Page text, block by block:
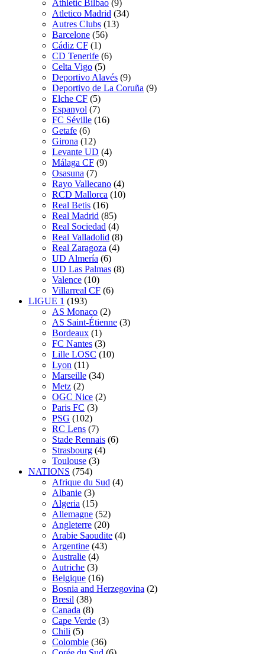
Athletic Bilbao (9)
Atletico Madrid (34)
Autres Clubs (13)
Barcelone (56)
Cádiz CF (1)
CD Tenerife (6)
Celta Vigo (5)
Deportivo Alavés (9)
Deportivo de La Coruña (9)
Elche CF (5)
Espanyol (7)
FC Séville (16)
Getafe (6)
Girona (12)
Levante UD (4)
Málaga CF (9)
Osasuna (7)
Rayo Vallecano (4)
RCD Mallorca (10)
Real Betis (16)
Real Madrid (85)
Real Sociedad (4)
Real Valladolid (8)
Real Zaragoza (4)
UD Almería (6)
UD Las Palmas (8)
Valence (10)
Villarreal CF (6)
LIGUE 1 (193)
AS Monaco (2)
AS Saint-Étienne (3)
Bordeaux (1)
FC Nantes (3)
Lille LOSC (10)
Lyon (11)
Marseille (34)
Metz (2)
OGC Nice (2)
Paris FC (3)
PSG (102)
RC Lens (7)
Stade Rennais (6)
Strasbourg (4)
Toulouse (3)
NATIONS (754)
Afrique du Sud (4)
Albanie (3)
Algeria (15)
Allemagne (52)
Angleterre (20)
Arabie Saoudite (4)
Argentine (43)
Australie (4)
Autriche (3)
Belgique (16)
Bosnia and Herzegovina (2)
Bresil (38)
Canada (8)
Cape Verde (3)
Chili (5)
Colombie (36)